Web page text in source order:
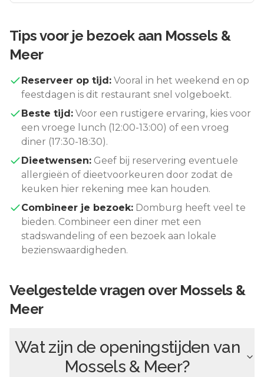
Tips voor je bezoek aan Mossels &
Meer
Reserveer op tijd: Vooral in het weekend en op
feestdagen is dit restaurant snel volgeboekt.
Beste tijd: Voor een rustigere ervaring, kies voor
een vroege lunch (12:00-13:00) of een vroeg
diner (17:30-18:30).
Dieetwensen: Geef bij reservering eventuele
allergieën of dieetvoorkeuren door zodat de
keuken hier rekening mee kan houden.
Combineer je bezoek: Domburg heeft veel te
bieden. Combineer een diner met een
stadswandeling of een bezoek aan lokale
bezienswaardigheden.
Veelgestelde vragen over Mossels &
Meer
Wat zijn de openingstijden van
Mossels & Meer?